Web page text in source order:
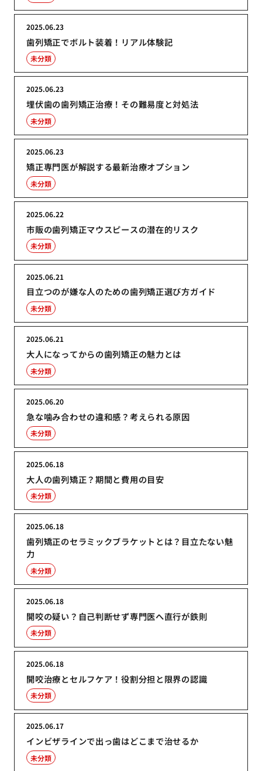
歯列矯正でボルト装着！リアル体験記
2025.06.23
未分類
埋伏歯の歯列矯正治療！その難易度と対処法
2025.06.23
未分類
矯正専門医が解説する最新治療オプション
2025.06.23
未分類
市販の歯列矯正マウスピースの潜在的リスク
2025.06.22
未分類
目立つのが嫌な人のための歯列矯正選び方ガイド
2025.06.21
未分類
大人になってからの歯列矯正の魅力とは
2025.06.21
未分類
急な噛み合わせの違和感？考えられる原因
2025.06.20
未分類
大人の歯列矯正？期間と費用の目安
2025.06.18
未分類
歯列矯正のセラミックブラケットとは？目立たない魅
力
2025.06.18
未分類
開咬の疑い？自己判断せず専門医へ直行が鉄則
2025.06.18
未分類
開咬治療とセルフケア！役割分担と限界の認識
2025.06.18
未分類
インビザラインで出っ歯はどこまで治せるか
2025.06.17
未分類